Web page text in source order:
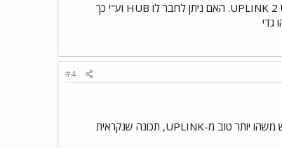
נכנסתי לאתר של D-LINK והכתוב שם לא מפורט בכלל , יחסית לאחרים שקראתי . אותי ידוע לכם אם : 1. יש לו פורט UPLINK 2. האם ניתן לחבר לו HUB וע"י כך
#4
ל-HUB או SWITCH, במקרה הכי גרוע אם אין UPLINK באף אחד מהם ע"י כבל מוצלב. ל-D-LINK החדשים יש משהו יותר טוב מ-UPLINK, תכונה שנקראית